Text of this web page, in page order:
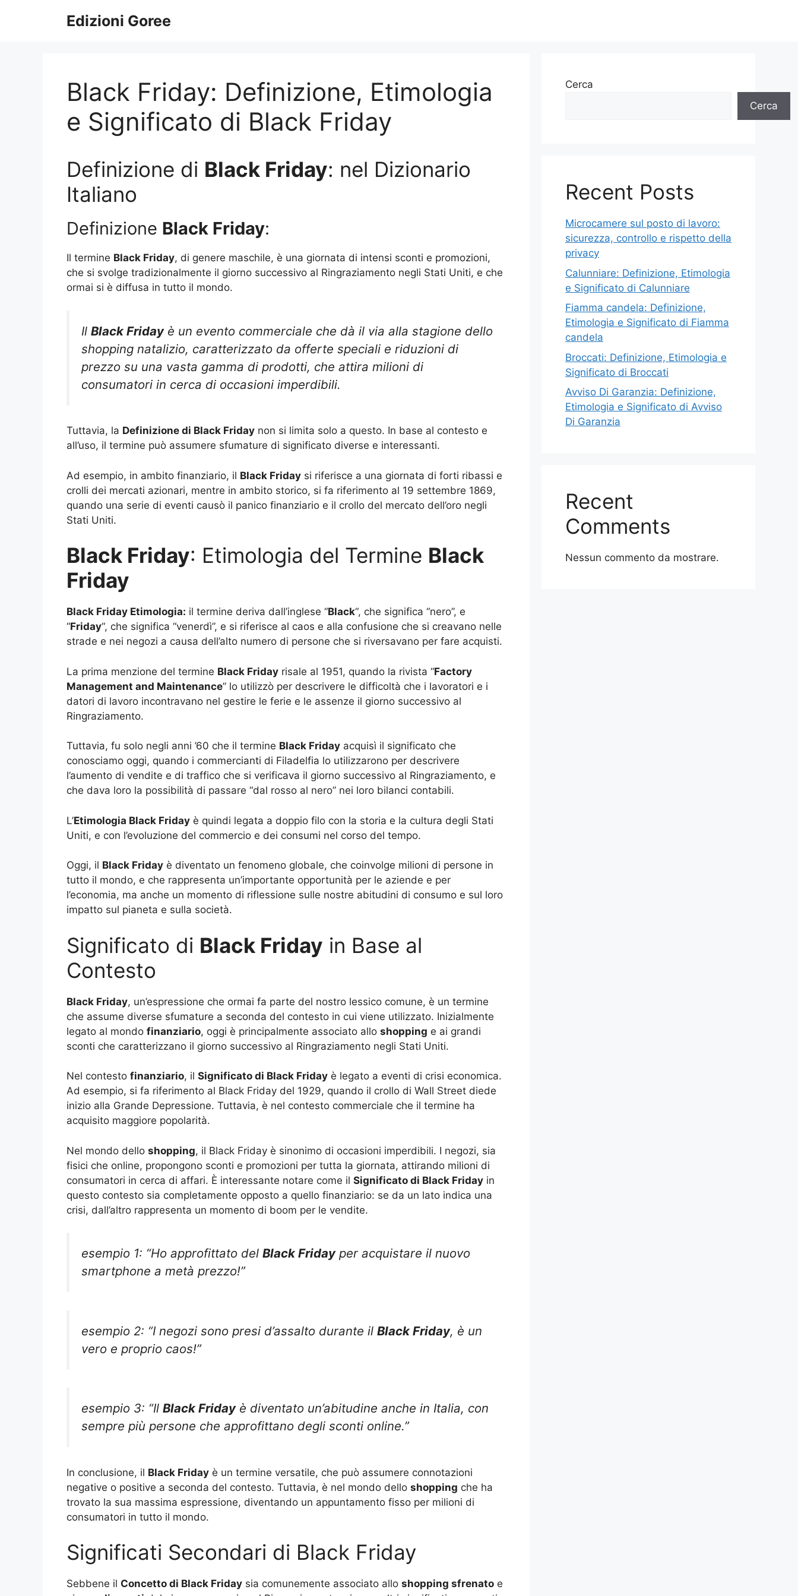
Edizioni Goree
Black Friday: Definizione, Etimologia
e Significato di Black Friday
Definizione di Black Friday: nel Dizionario
Italiano
Definizione Black Friday:
Il termine Black Friday, di genere maschile, è una giornata di intensi sconti e promozioni,
che si svolge tradizionalmente il giorno successivo al Ringraziamento negli Stati Uniti, e che
ormai si è diffusa in tutto il mondo.
Il Black Fridayè un evento commerciale che dà il via alla stagione dello
shopping natalizio, caratterizzato da offerte speciali e riduzioni di
prezzo su una vasta gamma di prodotti, che attira milioni di
consumatori in cerca di occasioni imperdibili.
Tuttavia, la Definizione di Black Friday non si limita solo a questo. In base al contesto e
all’uso, il termine può assumere sfumature di significato diverse e interessanti.
Ad esempio, in ambito finanziario, il Black Friday si riferisce a una giornata di forti ribassi e
crolli dei mercati azionari, mentre in ambito storico, si fa riferimento al 19 settembre 1869,
quando una serie di eventi causò il panico finanziario e il crollo del mercato dell’oro negli
Stati Uniti.
Black Friday: Etimologia del Termine Black
Friday
Black Friday Etimologia: il termine deriva dall’inglese “Black“, che significa “nero”, e
“Friday“, che significa “venerdì”, e si riferisce al caos e alla confusione che si creavano nelle
strade e nei negozi a causa dell’alto numero di persone che si riversavano per fare acquisti.
La prima menzione del termine Black Friday risale al 1951, quando la rivista “Factory
Management and Maintenance” lo utilizzò per descrivere le difficoltà che i lavoratori e i
datori di lavoro incontravano nel gestire le ferie e le assenze il giorno successivo al
Ringraziamento.
Tuttavia, fu solo negli anni ’60 che il termine Black Friday acquisì il significato che
conosciamo oggi, quando i commercianti di Filadelfia lo utilizzarono per descrivere
l’aumento di vendite e di traffico che si verificava il giorno successivo al Ringraziamento, e
che dava loro la possibilità di passare “dal rosso al nero” nei loro bilanci contabili.
L’Etimologia Black Friday è quindi legata a doppio filo con la storia e la cultura degli Stati
Uniti, e con l’evoluzione del commercio e dei consumi nel corso del tempo.
Oggi, il Black Friday è diventato un fenomeno globale, che coinvolge milioni di persone in
tutto il mondo, e che rappresenta un’importante opportunità per le aziende e per
l’economia, ma anche un momento di riflessione sulle nostre abitudini di consumo e sul loro
impatto sul pianeta e sulla società.
Significato di Black Friday in Base al
Contesto
Black Friday, un’espressione che ormai fa parte del nostro lessico comune, è un termine
che assume diverse sfumature a seconda del contesto in cui viene utilizzato. Inizialmente
legato al mondo finanziario, oggi è principalmente associato allo shopping e ai grandi
sconti che caratterizzano il giorno successivo al Ringraziamento negli Stati Uniti.
Nel contesto finanziario, il Significato di Black Friday è legato a eventi di crisi economica.
Ad esempio, si fa riferimento al Black Friday del 1929, quando il crollo di Wall Street diede
inizio alla Grande Depressione. Tuttavia, è nel contesto commerciale che il termine ha
acquisito maggiore popolarità.
Nel mondo dello shopping, il Black Friday è sinonimo di occasioni imperdibili. I negozi, sia
fisici che online, propongono sconti e promozioni per tutta la giornata, attirando milioni di
consumatori in cerca di affari. È interessante notare come il Significato di Black Friday in
questo contesto sia completamente opposto a quello finanziario: se da un lato indica una
crisi, dall’altro rappresenta un momento di boom per le vendite.
esempio 1: “Ho approfittato del Black Fridayper acquistare il nuovo
smartphone a metà prezzo!”
esempio 2: “I negozi sono presi d’assalto durante il Black Friday, è un
vero e proprio caos!”
esempio 3: “Il Black Fridayè diventato un’abitudine anche in Italia, con
sempre più persone che approfittano degli sconti online.”
In conclusione, il Black Friday è un termine versatile, che può assumere connotazioni
negative o positive a seconda del contesto. Tuttavia, è nel mondo dello shopping che ha
trovato la sua massima espressione, diventando un appuntamento fisso per milioni di
consumatori in tutto il mondo.
Significati Secondari di Black Friday
Sebbene il Concetto di Black Friday sia comunemente associato allo shopping sfrenato e
Cerca
Cerca
Recent Posts
Microcamere sul posto di lavoro:
sicurezza, controllo e rispetto della
privacy
Calunniare: Definizione, Etimologia
e Significato di Calunniare
Fiamma candela: Definizione,
Etimologia e Significato di Fiamma
candela
Broccati: Definizione, Etimologia e
Significato di Broccati
Avviso Di Garanzia: Definizione,
Etimologia e Significato di Avviso
Di Garanzia
Recent
Comments
Nessun commento da mostrare.